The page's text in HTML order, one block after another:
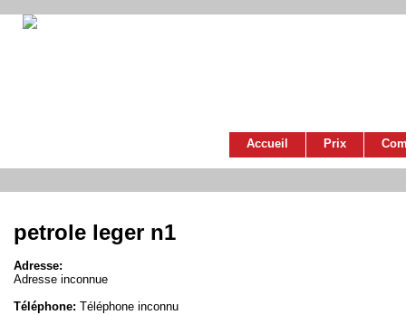
Accueil Prix
petrole leger n1
Adresse:
Adresse inconnue
Téléphone: Téléphone inconnu